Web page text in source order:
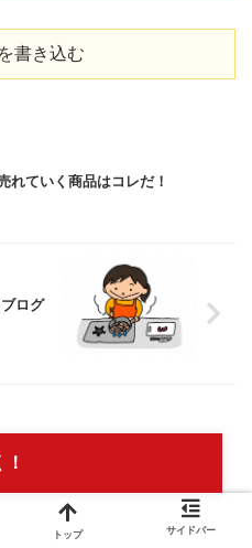
書き込む
れていく商品はコレだ！
ログ
する
はてブ
トップ サイドバー